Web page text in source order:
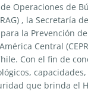
Operaciones de
, la Secretaría
la Prevención
Central
Con el fin de
que brinda el